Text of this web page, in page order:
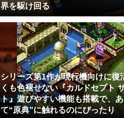
界を駆け回る
シリーズ第1作が現行機向けに復
くも色褪せない『カルドセプト
ト』遊びやすい機能も搭載で、
て“原典”に触れるのにぴったり